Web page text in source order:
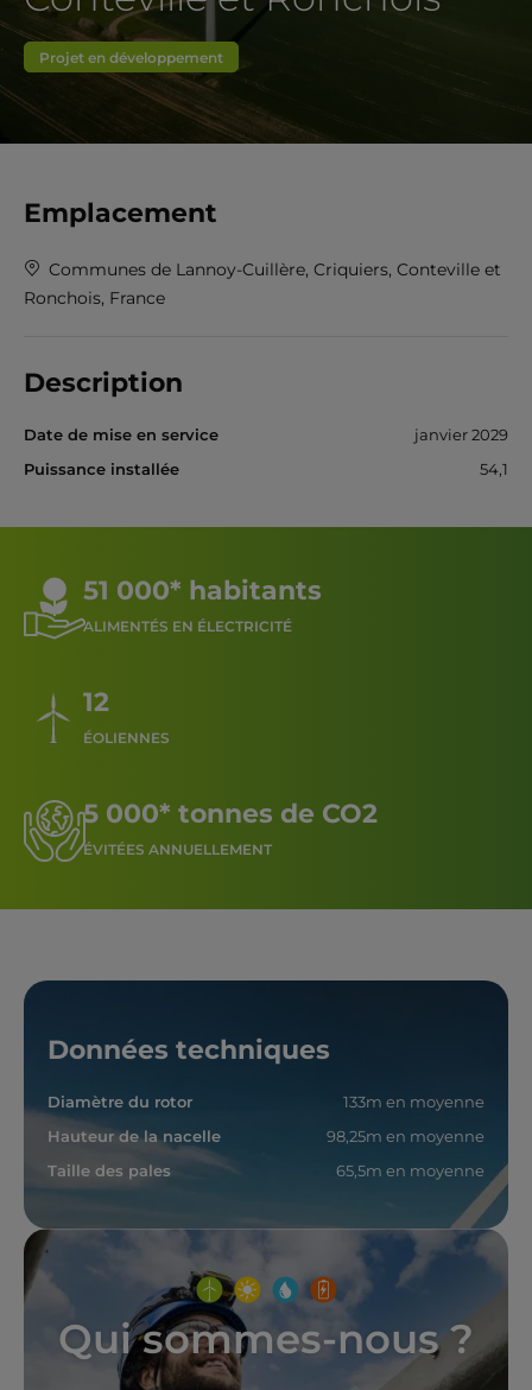
Projet en développement
Emplacement
Communes de Lannoy-Cuillère, Criquiers, Conteville et
Ronchois, France
Description
Date de mise en service
janvier 2029
Puissance installée
54,1
51 000* habitants
ALIMENTÉS EN ÉLECTRICITÉ
12
ÉOLIENNES
5 000* tonnes de CO2
ÉVITÉES ANNUELLEMENT
Données techniques
Diamètre du rotor
133m en moyenne
Hauteur de la nacelle
98,25m en moyenne
Taille des pales
65,5m en moyenne
Qui sommes-nous ?